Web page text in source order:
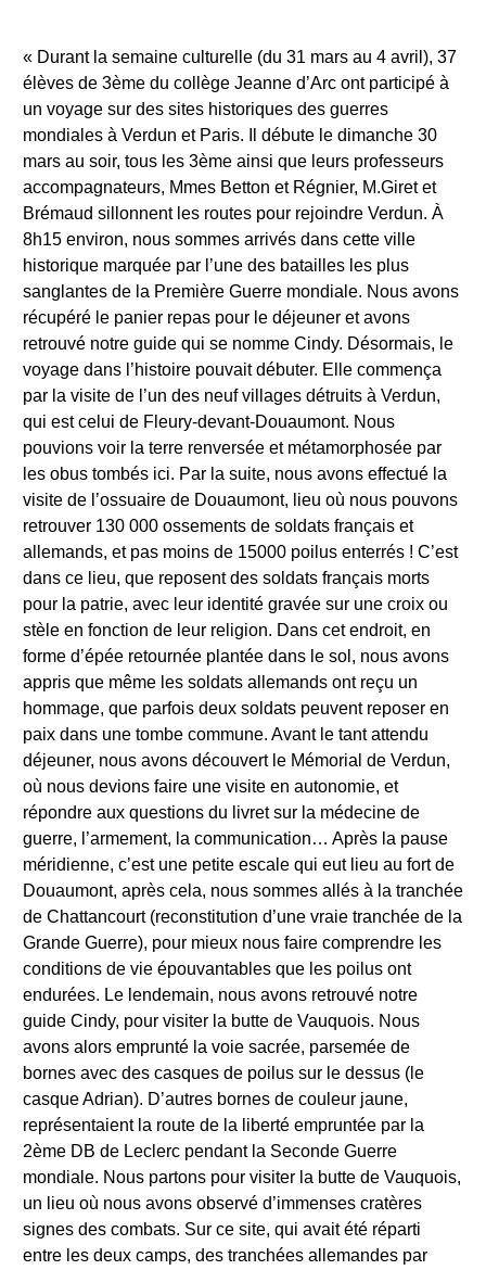
« Durant la semaine culturelle (du 31 mars au 4 avril), 37
élèves de 3ème du collège Jeanne d’Arc ont participé à
un voyage sur des sites historiques des guerres
mondiales à Verdun et Paris. Il débute le dimanche 30
mars au soir, tous les 3ème ainsi que leurs professeurs
accompagnateurs, Mmes Betton et Régnier, M.Giret et
Brémaud sillonnent les routes pour rejoindre Verdun. À
8h15 environ, nous sommes arrivés dans cette ville
historique marquée par l’une des batailles les plus
sanglantes de la Première Guerre mondiale. Nous avons
récupéré le panier repas pour le déjeuner et avons
retrouvé notre guide qui se nomme Cindy. Désormais, le
voyage dans l’histoire pouvait débuter. Elle commença
par la visite de l’un des neuf villages détruits à Verdun,
qui est celui de Fleury-devant-Douaumont. Nous
pouvions voir la terre renversée et métamorphosée par
les obus tombés ici. Par la suite, nous avons effectué la
visite de l’ossuaire de Douaumont, lieu où nous pouvons
retrouver 130 000 ossements de soldats français et
allemands, et pas moins de 15000 poilus enterrés ! C’est
dans ce lieu, que reposent des soldats français morts
pour la patrie, avec leur identité gravée sur une croix ou
stèle en fonction de leur religion. Dans cet endroit, en
forme d’épée retournée plantée dans le sol, nous avons
appris que même les soldats allemands ont reçu un
hommage, que parfois deux soldats peuvent reposer en
paix dans une tombe commune. Avant le tant attendu
déjeuner, nous avons découvert le Mémorial de Verdun,
où nous devions faire une visite en autonomie, et
répondre aux questions du livret sur la médecine de
guerre, l’armement, la communication… Après la pause
méridienne, c’est une petite escale qui eut lieu au fort de
Douaumont, après cela, nous sommes allés à la tranchée
de Chattancourt (reconstitution d’une vraie tranchée de la
Grande Guerre), pour mieux nous faire comprendre les
conditions de vie épouvantables que les poilus ont
endurées. Le lendemain, nous avons retrouvé notre
guide Cindy, pour visiter la butte de Vauquois. Nous
avons alors emprunté la voie sacrée, parsemée de
bornes avec des casques de poilus sur le dessus (le
casque Adrian). D’autres bornes de couleur jaune,
représentaient la route de la liberté empruntée par la
2ème DB de Leclerc pendant la Seconde Guerre
mondiale. Nous partons pour visiter la butte de Vauquois,
un lieu où nous avons observé d’immenses cratères
signes des combats. Sur ce site, qui avait été réparti
entre les deux camps, des tranchées allemandes par